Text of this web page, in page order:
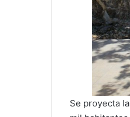
Se proyecta